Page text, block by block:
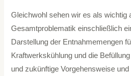
Gleichwohl sehen wir es als wichtig
Gesamtproblematik einschließlich
Darstellung der Entnahmemengen
Kraftwerkskühlung und die
und zukünftige Vorgehensweise